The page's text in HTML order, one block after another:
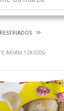
ARIAN 12X320G